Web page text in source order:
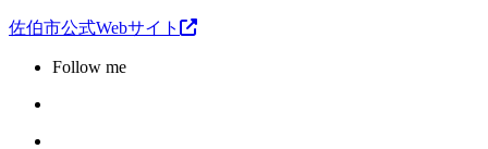
佐伯市公式Webサイト
Follow me